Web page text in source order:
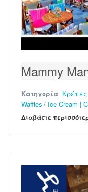
Mammy
Κατηγορία
Waffles / Ice Cream |
Διαβάστε